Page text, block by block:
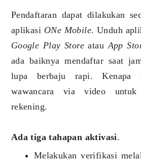
Pendaftaran dapat dilakukan
aplikasi ONe Mobile. Unduh
Google Play Storeatau App
ada baiknya mendaftar saat
lupa berbaju rapi. Kenapa
wawancara via video
rekening.
Ada tiga tahapan aktivasi.
Melakukan verifikasi